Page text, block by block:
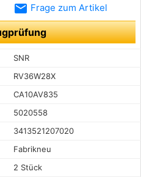
email Frage zum Artikel
SNR
RV36W28X
CA10AV835
5020558
3413521207020
Fabrikneu
2 Stück